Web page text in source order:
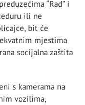
“Rad” i
ili ne
bit će
mjestima
socijalna zaštita
s kamerama na
vozilima,